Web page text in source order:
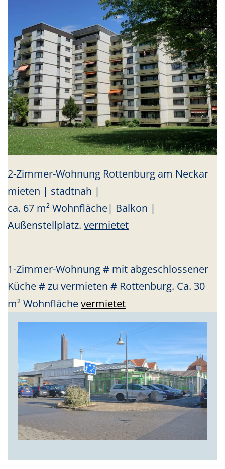
2-Zimmer-Wohnung Rottenburg am Neckar
mieten | stadtnah |
ca. 67 m² Wohnfläche| Balkon |
Außenstellplatz. vermietet
1-Zimmer-Wohnung # mit abgeschlossener
Küche # zu vermieten # Rottenburg. Ca. 30
m² Wohnflächevermietet